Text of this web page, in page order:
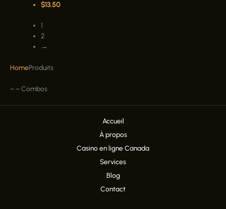
$13.50
1
2
→
HomeProduits
– –Combos
Accueil
À propos
Casino en ligne Canada
Services
Blog
Contact